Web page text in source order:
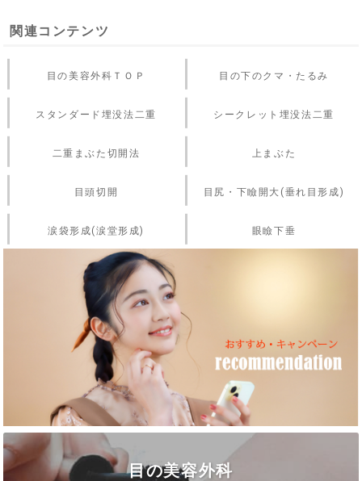
関連コンテンツ
目の美容外科ＴＯＰ 目の下のクマ・たるみ
スタンダード埋没法二重 シークレット埋没法二重
二重まぶた切開法 上まぶた
目頭切開 目尻・下瞼開大(垂れ目形成)
涙袋形成(涙堂形成) 眼瞼下垂
目の美容外科